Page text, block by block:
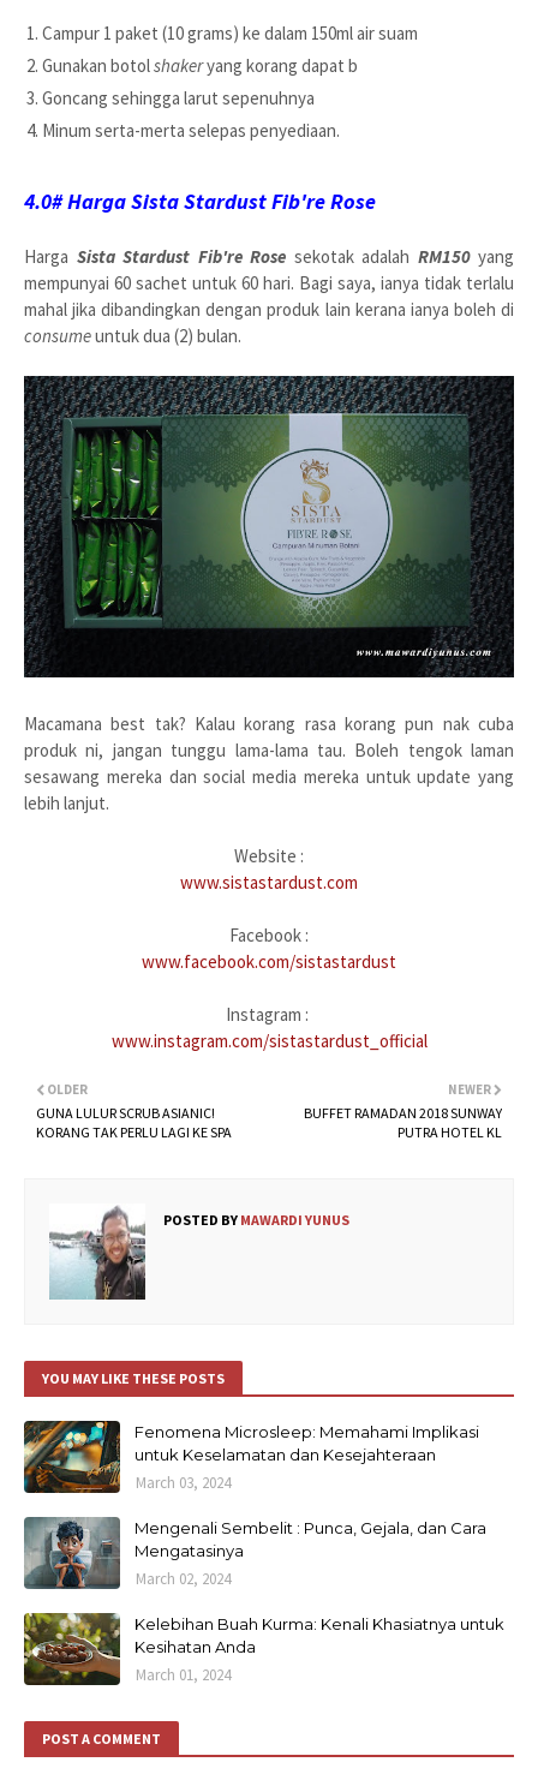
Campur 1 paket (10 grams) ke dalam 150ml air suam
Gunakan botolshakeryang korang dapat b
Goncang sehingga larut sepenuhnya
Minum serta-merta selepas penyediaan.
4.0# Harga Sista StardustFib're Rose
Harga Sista Stardust Fib're Rose sekotak adalah RM150 yang
mempunyai 60 sachet untuk 60 hari. Bagi saya, ianya tidak terlalu
mahal jika dibandingkan dengan produk lain kerana ianya boleh di
consumeuntuk dua (2) bulan.
Macamana best tak? Kalau korang rasa korang pun nak cuba
produk ni, jangan tunggu lama-lama tau. Boleh tengok laman
sesawang mereka dan social media mereka untuk update yang
lebih lanjut.
Website :
www.sistastardust.com
Facebook :
www.facebook.com/sistastardust
Instagram :
www.instagram.com/sistastardust_official
NEWER
BUFFET RAMADAN 2018 SUNWAY
PUTRA HOTEL KL
OLDER
GUNA LULUR SCRUB ASIANIC!
KORANG TAK PERLU LAGI KE SPA
POSTED BY MAWARDI YUNUS
YOU MAY LIKE THESE POSTS
Fenomena Microsleep: Memahami Implikasi
untuk Keselamatan dan Kesejahteraan
March 03, 2024
Mengenali Sembelit : Punca, Gejala, dan Cara
Mengatasinya
March 02, 2024
Kelebihan Buah Kurma: Kenali Khasiatnya untuk
Kesihatan Anda
March 01, 2024
POST A COMMENT